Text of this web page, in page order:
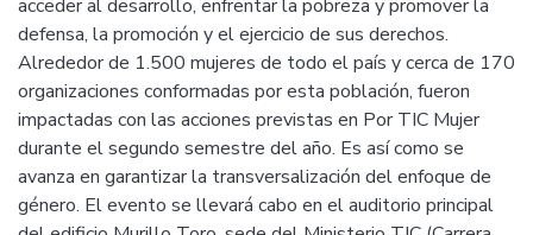
acceder al desarrollo, enfrentar la pobreza y promover la
defensa, la promoción y el ejercicio de sus derechos.
Alrededor de 1.500 mujeres de todo el país y cerca de 170
organizaciones conformadas por esta población, fueron
impactadas con las acciones previstas en Por TIC Mujer
durante el segundo semestre del año. Es así como se
avanza en garantizar la transversalización del enfoque de
género. El evento se llevará cabo en el auditorio principal